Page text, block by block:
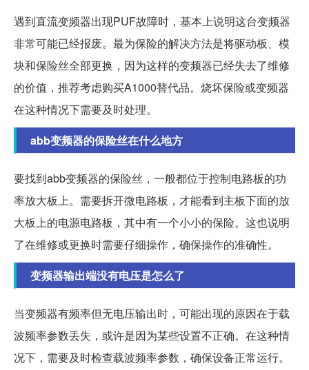
遇到直流变频器出现PUF故障时，基本上说明这台变频器
非常可能已经报废。最为保险的解决方法是将驱动板、模
块和保险丝全部更换，因为这样的变频器已经失去了维修
的价值，推荐考虑购买A1000替代品。烧坏保险或变频器
在这种情况下需要及时处理。
abb变频器的保险丝在什么地方
要找到abb变频器的保险丝，一般都位于控制电路板的功
率放大板上。需要拆开微电路板，才能看到主板下面的放
大板上的电源电路板，其中有一个小小的保险。这也说明
了在维修或更换时需要仔细操作，确保操作的准确性。
变频器输出端没有电压是怎么了
当变频器有频率但无电压输出时，可能出现的原因在于载
波频率参数丢失，或许是因为某些设置不正确。在这种情
况下，需要及时检查载波频率参数，确保设备正常运行。